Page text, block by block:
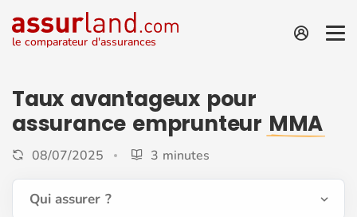
le comparateur d'assurances
Taux avantageux pour
assurance emprunteur MMA
08/07/2025 3 minutes
Qui assurer ?